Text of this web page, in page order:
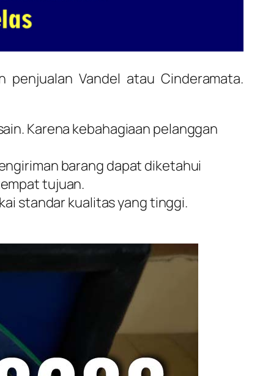
penjualan Vandel atau Cinderamata.
Karena kebahagiaan pelanggan
barang dapat diketahui
tujuan.
standar kualitas yang tinggi.